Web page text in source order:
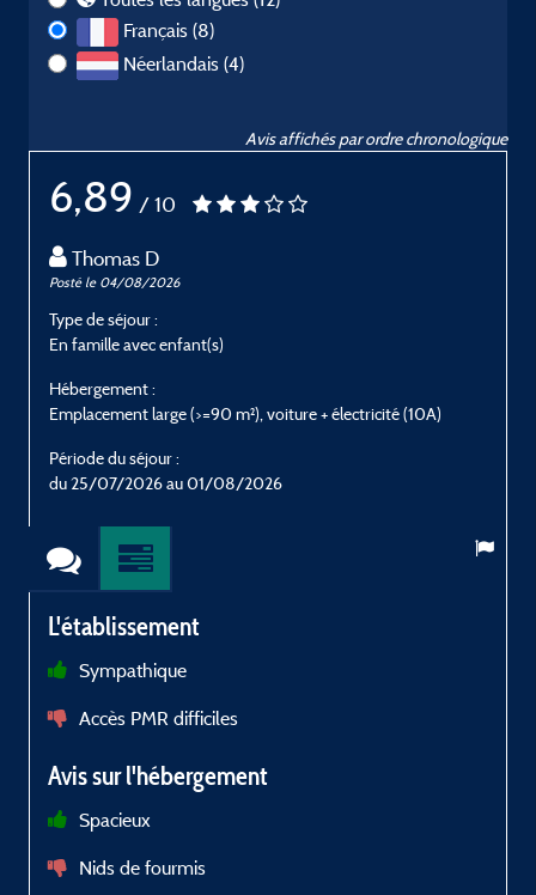
Français (8)
Néerlandais (4)
Avis affichés par ordre chronologique
6,89 / 10
Thomas D
Posté le 04/08/2026
Type de séjour :
En famille avec enfant(s)
Hébergement :
Emplacement large (>=90 m²), voiture + électricité (10A)
Période du séjour :
du 25/07/2026 au 01/08/2026
L'établissement
Sympathique
Accès PMR difficiles
Avis sur l'hébergement
Spacieux
Nids de fourmis